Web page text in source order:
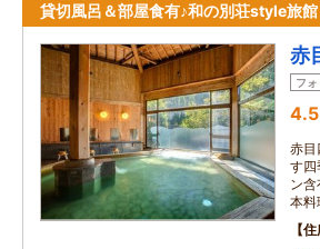
貸切風呂＆部屋食有♪和の別荘style旅館
赤
フ
4.5
赤目
す四
ン
本料
住